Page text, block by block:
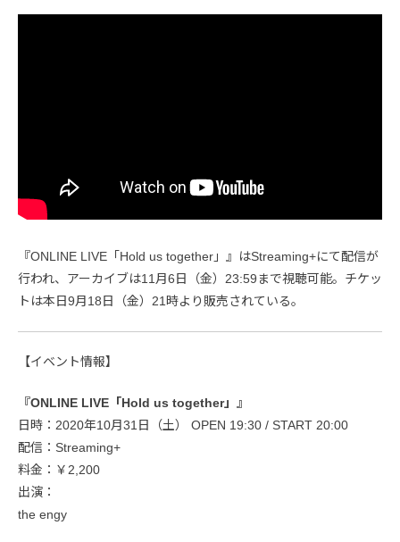
『ONLINE LIVE「Hold us together」』はStreaming+にて配信が
行われ、アーカイブは11月6日（金）23:59まで視聴可能。チケッ
トは本日9月18日（金）21時より販売されている。
【イベント情報】
『ONLINE LIVE「Hold us together」』
日時：2020年10月31日（土） OPEN 19:30 / START 20:00
配信：Streaming+
料金：￥2,200
出演：
the engy